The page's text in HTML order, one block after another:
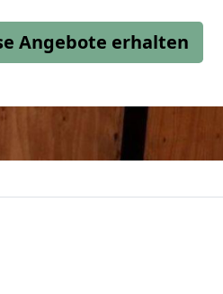
Angebote erhalten